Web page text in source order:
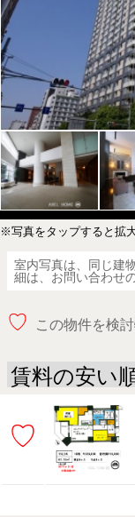
※写真をタップすると拡
室内写真は、同じ建
細は、お問い合わせ
♡ この物件を検
♡